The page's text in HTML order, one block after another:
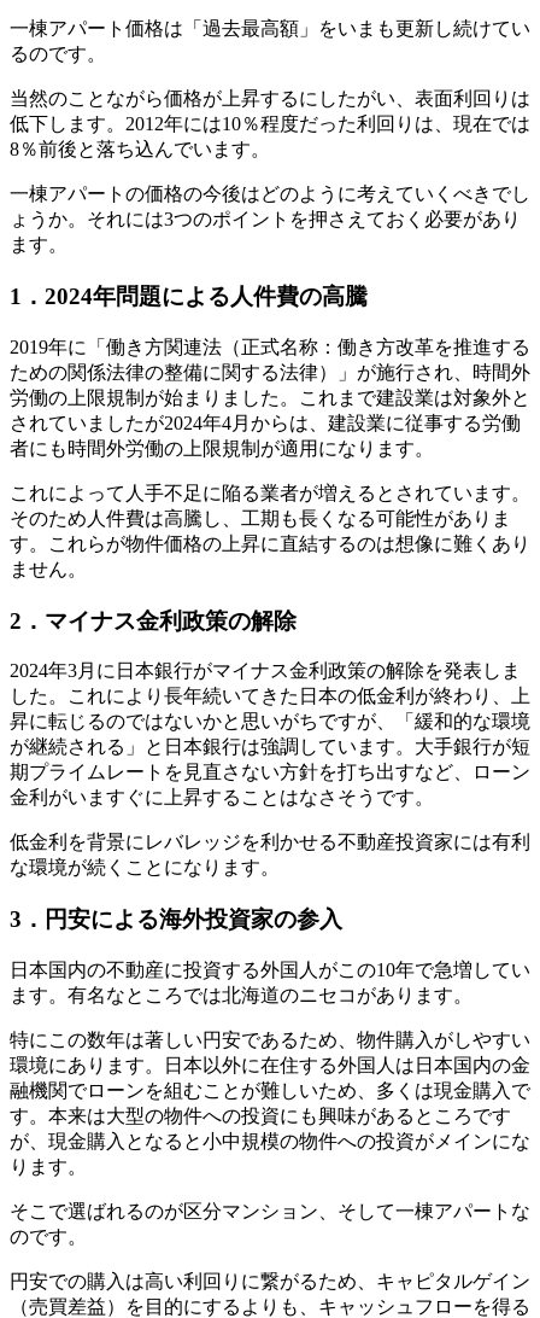
一棟アパート価格は「過去最高額」をいまも更新し続けてい
るのです。
当然のことながら価格が上昇するにしたがい、表面利回りは
低下します。2012年には10％程度だった利回りは、現在では
8％前後と落ち込んでいます。
一棟アパートの価格の今後はどのように考えていくべきでし
ょうか。それには3つのポイントを押さえておく必要があり
ます。
1．2024年問題による人件費の高騰
2019年に「働き方関連法（正式名称：働き方改革を推進する
ための関係法律の整備に関する法律）」が施行され、時間外
労働の上限規制が始まりました。これまで建設業は対象外と
されていましたが2024年4月からは、建設業に従事する労働
者にも時間外労働の上限規制が適用になります。
これによって人手不足に陥る業者が増えるとされています。
そのため人件費は高騰し、工期も長くなる可能性がありま
す。これらが物件価格の上昇に直結するのは想像に難くあり
ません。
2．マイナス金利政策の解除
2024年3月に日本銀行がマイナス金利政策の解除を発表しま
した。これにより長年続いてきた日本の低金利が終わり、上
昇に転じるのではないかと思いがちですが、「緩和的な環境
が継続される」と日本銀行は強調しています。大手銀行が短
期プライムレートを見直さない方針を打ち出すなど、ローン
金利がいますぐに上昇することはなさそうです。
低金利を背景にレバレッジを利かせる不動産投資家には有利
な環境が続くことになります。
3．円安による海外投資家の参入
日本国内の不動産に投資する外国人がこの10年で急増してい
ます。有名なところでは北海道のニセコがあります。
特にこの数年は著しい円安であるため、物件購入がしやすい
環境にあります。日本以外に在住する外国人は日本国内の金
融機関でローンを組むことが難しいため、多くは現金購入で
す。本来は大型の物件への投資にも興味があるところです
が、現金購入となると小中規模の物件への投資がメインにな
ります。
そこで選ばれるのが区分マンション、そして一棟アパートな
のです。
円安での購入は高い利回りに繋がるため、キャピタルゲイン
（売買差益）を目的にするよりも、キャッシュフローを得る